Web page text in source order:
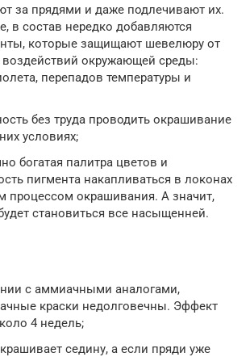
за прядями и даже подлечивают их.
в состав нередко добавляются
которые защищают шевелюру от
окружающей среды:
перепадов температуры и
без труда проводить окрашивание
условиях;
богатая палитра цветов и
пигмента накапливаться в локонах
процессом окрашивания. А значит,
становиться все насыщенней.
с аммиачными аналогами,
краски недолговечны. Эффект
4 недель;
седину, а если пряди уже